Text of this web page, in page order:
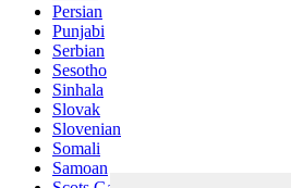
Persian
Punjabi
Serbian
Sesotho
Sinhala
Slovak
Slovenian
Somali
Samoan